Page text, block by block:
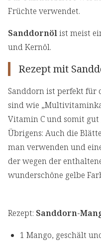
Früchte verwendet.
Sanddornölist meist
und Kernöl.
Rezept mit
Sanddorn ist perfekt für
sind wie
Vitamin C und somit
Übrigens: Auch die
man verwenden und
der wegen der
wunderschöne gelbe
Rezept: Sanddorn-
1 Mango, geschält